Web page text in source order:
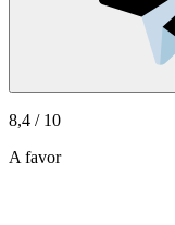
8,4 / 10
A favor